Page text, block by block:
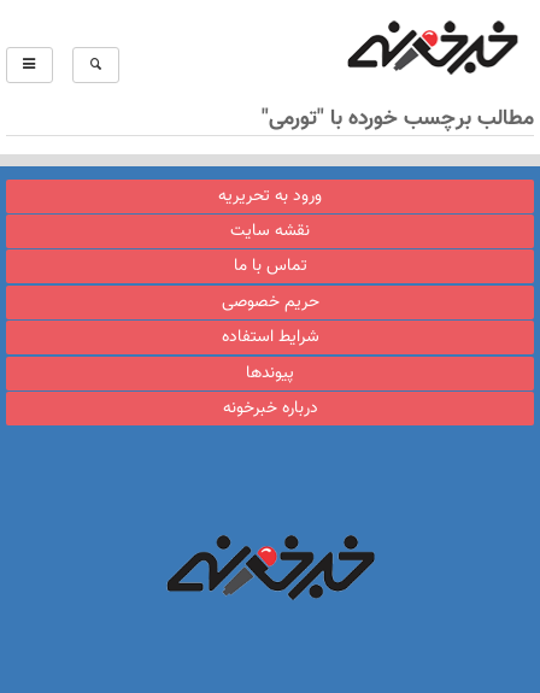
مطالب برچسب خورده با "تورمی"
ورود به تحریریه
نقشه سایت
تماس با ما
حریم خصوصی
شرایط استفاده
پیوندها
درباره خبرخونه